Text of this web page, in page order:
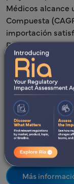
Médicos alcance
Compuesta
importación
Dispositivos
relativamente
egipcio de
grande de la
(MENA). Esta
del proceso de
sobre el marco
Dispositivos
sector sanitario
Más